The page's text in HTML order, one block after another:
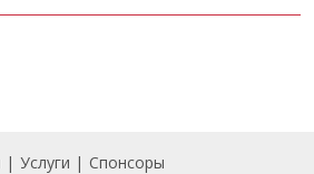
Услуги Спонсоры